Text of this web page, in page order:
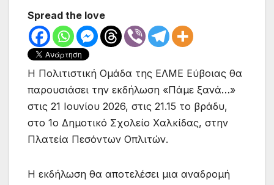
Spread the love
Η Πολιτιστική Ομάδα της ΕΛΜΕ Εύβοιας θα
παρουσιάσει την εκδήλωση «Πάμε ξανά…»
στις 21 Ιουνίου 2026, στις 21.15 το βράδυ,
στο 1ο Δημοτικό Σχολείο Χαλκίδας, στην
Πλατεία Πεσόντων Οπλιτών.
Η εκδήλωση θα αποτελέσει μια αναδρομή